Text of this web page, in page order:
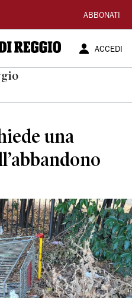
ABBONATI
ACCEDI
una